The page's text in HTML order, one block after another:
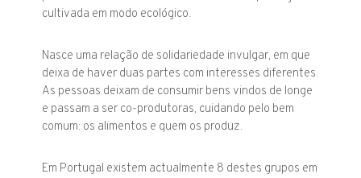
cultivada em modo ecológico.
Nasce uma relação de solidariedade invulgar, em que
deixa de haver duas partes com interesses diferentes.
As pessoas deixam de consumir bens vindos de longe
e passam a ser co-produtoras, cuidando pelo bem
comum: os alimentos e quem os produz.
Em Portugal existem actualmente 8 destes grupos em